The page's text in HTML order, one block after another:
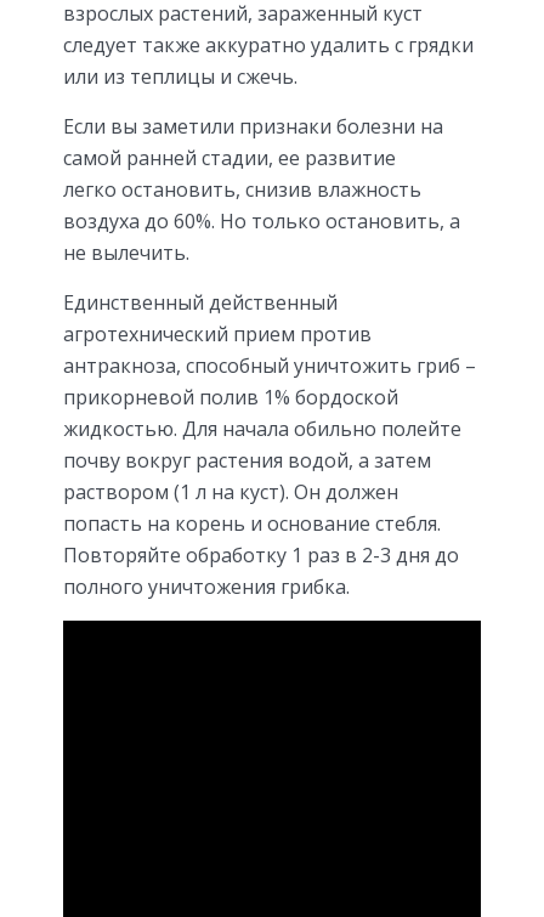
взрослых растений, зараженный куст
следует также аккуратно удалить с грядки
или из теплицы и сжечь.
Если вы заметили признаки болезни на
самой ранней стадии, ее развитие
легко остановить, снизив влажность
воздуха до 60%. Но только остановить, а
не вылечить.
Единственный действенный
агротехнический прием против
антракноза, способный уничтожить гриб –
прикорневой полив 1% бордоской
жидкостью. Для начала обильно полейте
почву вокруг растения водой, а затем
раствором (1 л на куст). Он должен
попасть на корень и основание стебля.
Повторяйте обработку 1 раз в 2-3 дня до
полного уничтожения грибка.